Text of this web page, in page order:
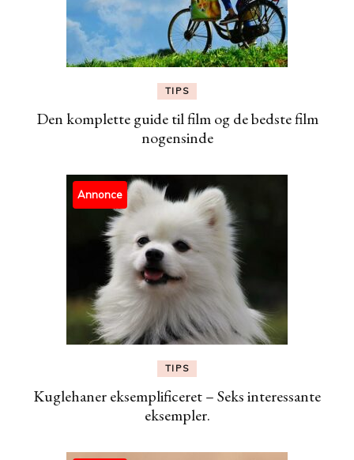
TIPS
Den komplette guide til film og de bedste film
nogensinde
Annonce
TIPS
Kuglehaner eksemplificeret – Seks interessante
eksempler.